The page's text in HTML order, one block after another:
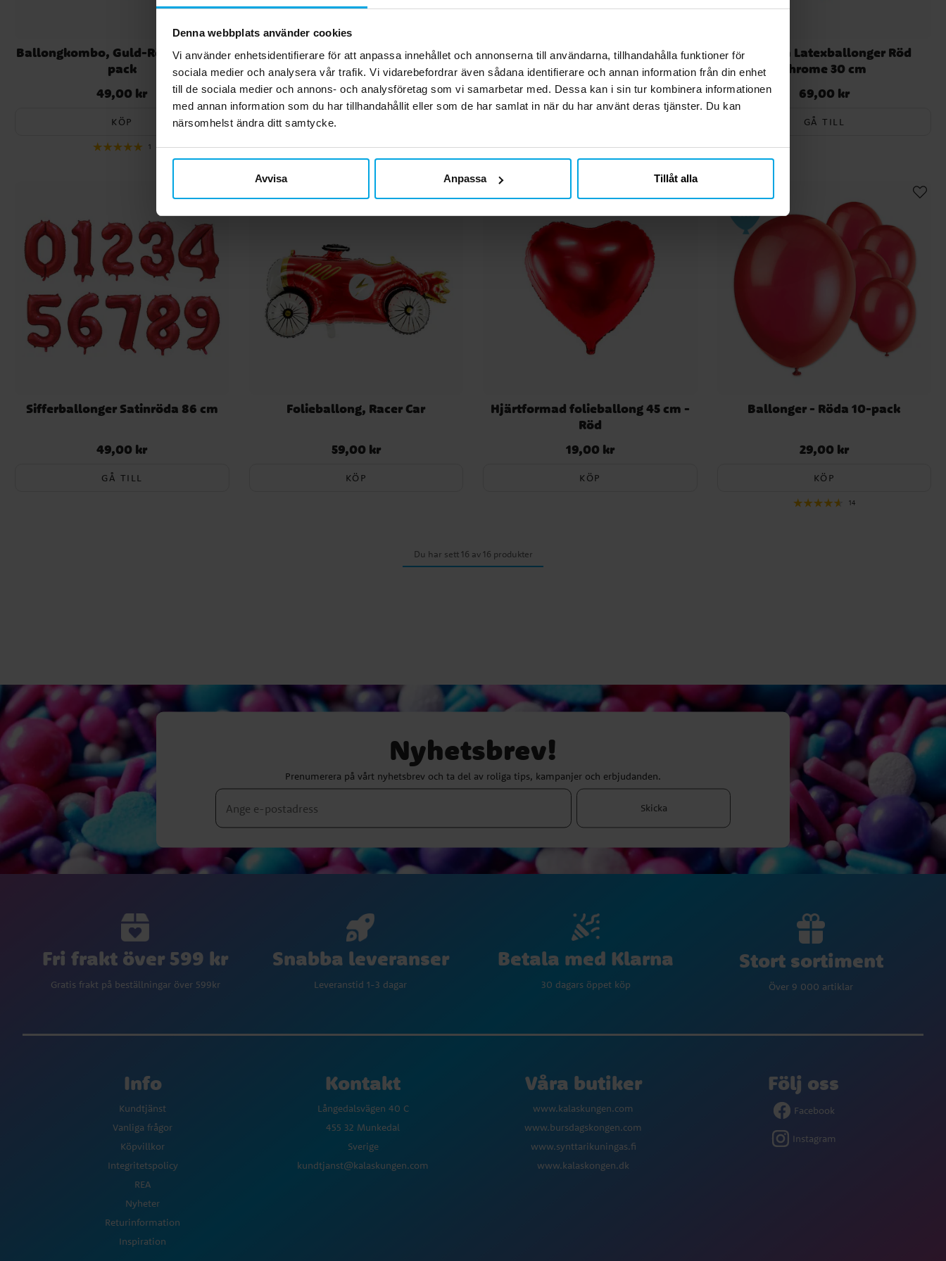
Denna webbplats använder cookies
Vi använder enhetsidentifierare för att anpassa innehållet och annonserna till användarna, tillhandahålla funktioner för
sociala medier och analysera vår trafik. Vi vidarebefordrar även sådana identifierare och annan information från din enhet
till de sociala medier och annons- och analysföretag som vi samarbetar med. Dessa kan i sin tur kombinera informationen
med annan information som du har tillhandahållit eller som de har samlat in när du har använt deras tjänster. Du kan
närsomhelst ändra ditt samtycke.
Avvisa Anpassa Tillåt alla
Ballongkombo, Guld-Röd-Svart 15-
pack
Pris:49,00 kr
49,00 kr
KÖP
1
Ballongkit till tak - Röd
Pris:149,00 kr
149,00 kr
Cirkus Röd Folieballong 75 cm
Pris:39,00 kr
39,00 kr
Premium Latexballonger Röd
Chrome 30 cm
Pris:69,00 kr
69,00 kr
GÅ TILL
Sifferballonger Satinröda 86 cm
Pris:49,00 kr
49,00 kr
GÅ TILL
Folieballong, Racer Car
Pris:59,00 kr
59,00 kr
KÖP
Hjärtformad folieballong 45 cm -
Röd
Pris:19,00 kr
19,00 kr
KÖP
Ballonger - Röda 10-pack
Pris:29,00 kr
29,00 kr
KÖP
14
Du har sett 16 av 16 produkter
Nyhetsbrev!
Prenumerera på vårt nyhetsbrev och ta del av roliga tips, kampanjer och erbjudanden.
Skicka
Fri frakt över 599 kr
Gratis frakt på beställningar över 599kr
Snabba leveranser
Leveranstid 1-3 dagar
Betala med Klarna
30 dagars öppet köp
Stort sortiment
Över 9 000 artiklar
Info
Kundtjänst
Vanliga frågor
Köpvillkor
Integritetspolicy
REA
Nyheter
Returinformation
Inspiration
Kontakt
Långedalsvägen 40 C
455 32 Munkedal
Sverige
kundtjanst@kalaskungen.com
Våra butiker
www.kalaskungen.com
www.bursdagskongen.com
www.synttarikuningas.fi
www.kalaskongen.dk
Följ oss
Facebook
Instagram